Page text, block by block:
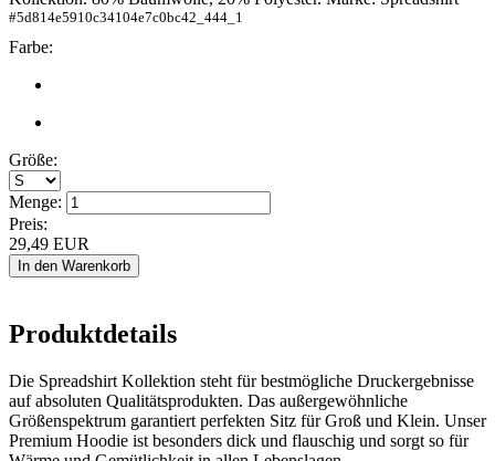
#5d814e5910c34104e7c0bc42_444_1
Farbe:
Größe:
Menge:
Preis:
29,49 EUR
Produktdetails
Die Spreadshirt Kollektion steht für bestmögliche Druckergebnisse
auf absoluten Qualitätsprodukten. Das außergewöhnliche
Größenspektrum garantiert perfekten Sitz für Groß und Klein. Unser
Premium Hoodie ist besonders dick und flauschig und sorgt so für